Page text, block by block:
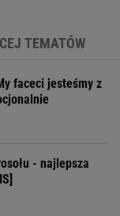
TEMATÓW
faceci jesteśmy z
- najlepsza